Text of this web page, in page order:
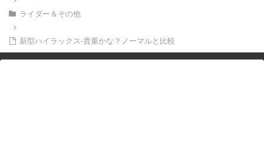
ライダー＆その他
新型ハイラックス-貴重かな？ノーマルと比較